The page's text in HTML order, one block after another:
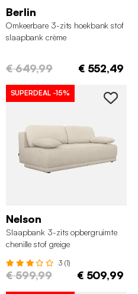
Berlin
Omkeerbare 3-zits hoekbank stof
slaapbank crème
€ 649,99 € 552,49
SUPERDEAL -15%
Nelson
Slaapbank 3-zits opbergruimte
chenille stof greige
3 (1)
€ 599,99 € 509,99